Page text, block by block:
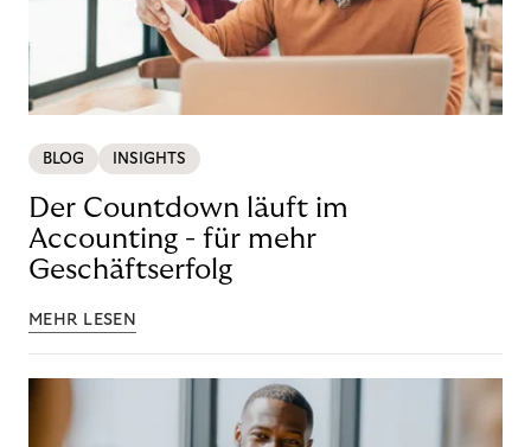
BLOG INSIGHTS
Der Countdown läuft im
Accounting - für mehr
Geschäftserfolg
MEHR LESEN